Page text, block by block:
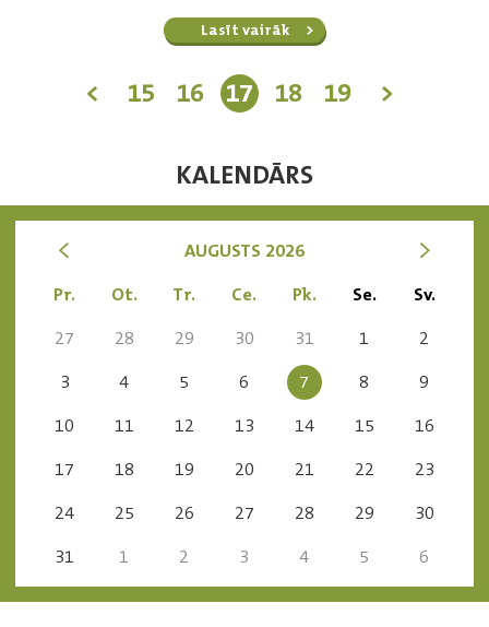
Lasīt vairāk
< 15 16 17 18 19 >
KALENDĀRS
< AUGUSTS 2026 >
Pr. Ot. Tr. Ce. Pk. Se.
Sv.
27
28 29 30 31 1
2
3
4 5 6 7 8
9
10
11 12 13 14 15
16
17
18 19 20 21 22
23
24
25 26 27 28 29
30
31
1 2 3 4 5 6